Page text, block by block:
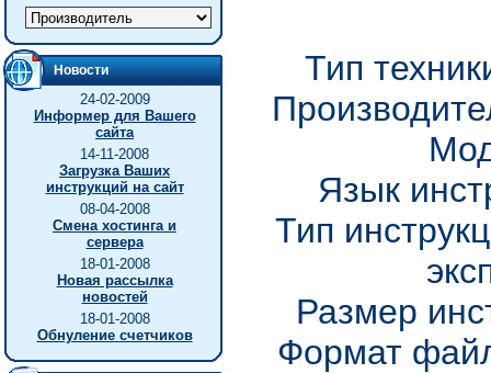
Новости
24-02-2009
Информер для Вашего
сайта
14-11-2008
Загрузка Ваших
инструкций на сайт
08-04-2008
Смена хостинга и
сервера
18-01-2008
Новая рассылка
новостей
18-01-2008
Обнуление счетчиков
Тип
Язык
Тип
Размер
Формат